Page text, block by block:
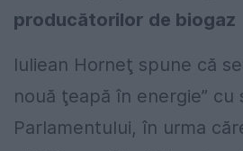
producătorilor de biogaz
Iuliean Horneţ spune că
nouă ţeapă în energie” cu
Parlamentului, în urma